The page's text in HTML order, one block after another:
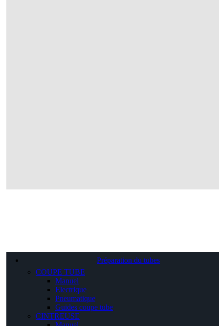
Préparation du tubes
COUPE TUBE
Manuel
Electrique
Pneumatique
Guides coupe tube
CINTREUSE